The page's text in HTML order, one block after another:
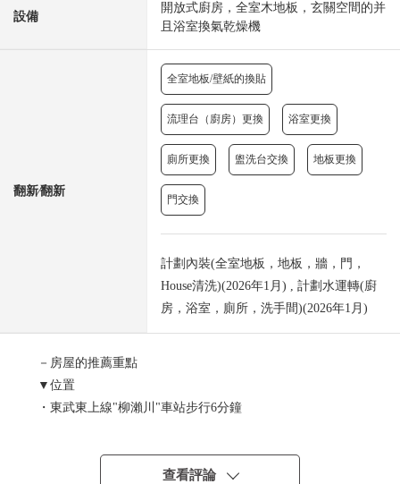
設備
開放式廚房，全室木地板，玄關空間的并
且浴室換氣乾燥機
翻新⁄翻新
全室地板/壁紙的換貼
流理台（廚房）更換 浴室更換
廁所更換 盥洗台交換 地板更換
門交換
計劃內裝(全室地板，地板，牆，門，
House清洗)(2026年1月) , 計劃水運轉(廚
房，浴室，廁所，洗手間)(2026年1月)
－房屋的推薦重點
▼位置
・東武東上線"柳瀨川"車站步行6分鐘
▼房間的特徴
查看評論